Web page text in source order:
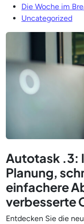
Die Woche im
Uncategorized
Autotask .3:
Planung,
einfachere
verbesserte
Entdecken Sie die